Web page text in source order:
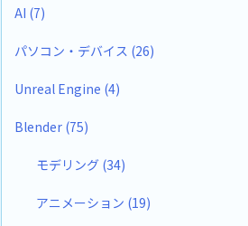
AI (7)
パソコン・デバイス (26)
Unreal Engine (4)
Blender (75)
モデリング (34)
アニメーション (19)